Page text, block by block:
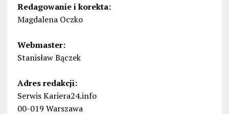
Redagowanie i korekta:
Magdalena Oczko
Webmaster:
Stanisław Bączek
Adres redakcji:
Serwis Kariera24.info
00-019 Warszawa